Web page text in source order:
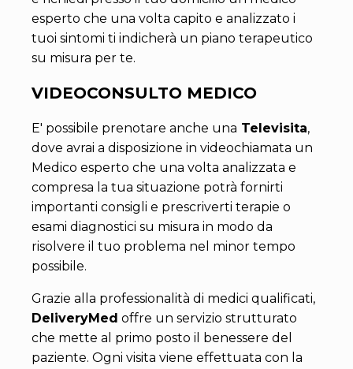
esperto che una volta capito e analizzato i
tuoi sintomi ti indicherà un piano terapeutico
su misura per te.
VIDEOCONSULTO MEDICO
E' possibile prenotare anche una Televisita,
dove avrai a disposizione in videochiamata un
Medico esperto che una volta analizzata e
compresa la tua situazione potrà fornirti
importanti consigli e prescriverti terapie o
esami diagnostici su misura in modo da
risolvere il tuo problema nel minor tempo
possibile.
Grazie alla professionalità di medici qualificati,
DeliveryMed offre un servizio strutturato
che mette al primo posto il benessere del
paziente. Ogni visita viene effettuata con la